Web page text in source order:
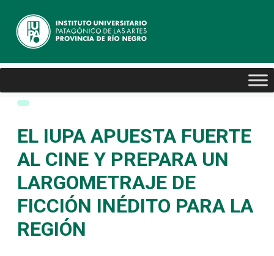
EL IUPA APUESTA FUERTE
AL CINE Y PREPARA UN
LARGOMETRAJE DE
FICCIÓN INÉDITO PARA LA
REGIÓN